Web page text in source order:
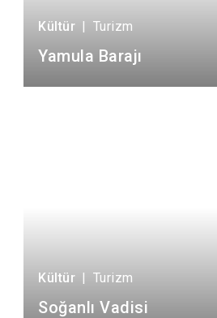
Kültür | Turizm
Yamula Barajı
Kültür | Turizm
Soğanlı Vadisi